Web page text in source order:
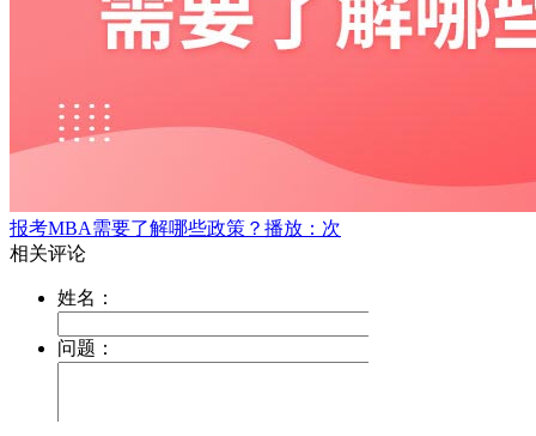
报考MBA需要了解哪些政策？ 播放：次